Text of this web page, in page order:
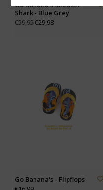
Go Banana's Sneaker
Shark - Blue Grey
€59,95€29,98
Go Banana's - Flipflops